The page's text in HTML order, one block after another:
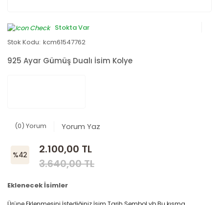
Stokta Var
Stok Kodu: kcm61547762
925 Ayar Gümüş Dualı İsim Kolye
(0) Yorum Yorum Yaz
%42
2.100,00 TL
3.640,00 TL
Eklenecek İsimler